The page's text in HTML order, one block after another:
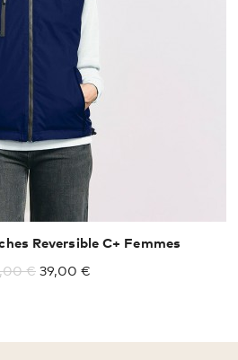
Reversible C+ Femmes
€ 39,00 €